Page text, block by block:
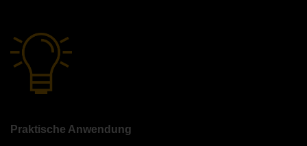
Praktische Anwendung